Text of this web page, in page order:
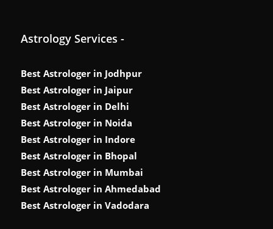
Astrology Services -
Best Astrologer in Jodhpur
Best Astrologer in Jaipur
Best Astrologer in Delhi
Best Astrologer in Noida
Best Astrologer in Indore
Best Astrologer in Bhopal
Best Astrologer in Mumbai
Best Astrologer in Ahmedabad
Best Astrologer in Vadodara